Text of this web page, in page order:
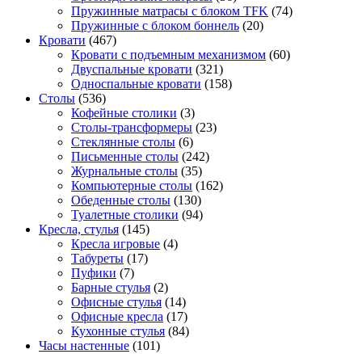
Пружинные матрасы с блоком TFK (74)
Пружинные с блоком боннель (20)
Кровати (467)
Кровати с подъемным механизмом (60)
Двуспальные кровати (321)
Односпальные кровати (158)
Столы (536)
Кофейные столики (3)
Столы-трансформеры (23)
Стеклянные столы (6)
Письменные столы (242)
Журнальные столы (35)
Компьютерные столы (162)
Обеденные столы (130)
Туалетные столики (94)
Кресла, стулья (145)
Кресла игровые (4)
Табуреты (17)
Пуфики (7)
Барные стулья (2)
Офисные стулья (14)
Офисные кресла (17)
Кухонные стулья (84)
Часы настенные (101)